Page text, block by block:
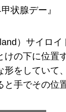
状腺デー』
）サイロイ
の下に位置
をしていて
手でその位